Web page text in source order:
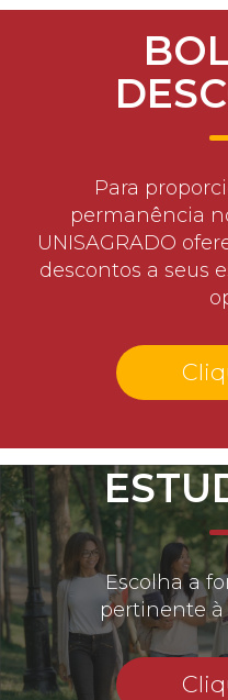
Para
permanência
UNISAGRADO
descontos a seus
Escolha a
pertinente à